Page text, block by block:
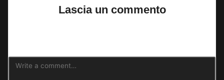
Lascia un commento